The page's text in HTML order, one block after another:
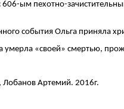
606-ым пехотно-
события Ольга приняла
умерла «своей» смертью,
Лобанов Артемий. 2016г.